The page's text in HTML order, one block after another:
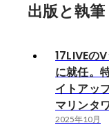
出版と執筆
17LIVEの
に就任。
イトアッ
マリンタ
2025年10月